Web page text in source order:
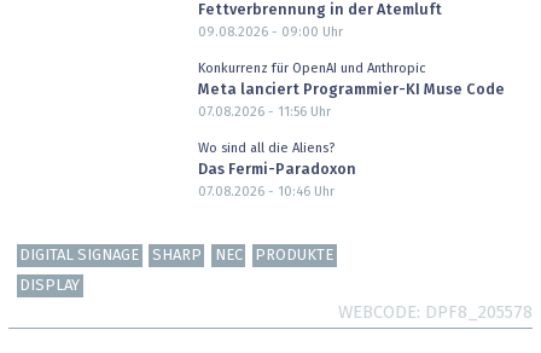
Fettverbrennung in der Atemluft
09.08.2026 - 09:00 Uhr
Konkurrenz für OpenAI und Anthropic
Meta lanciert Programmier-KI Muse Code
07.08.2026 - 11:56Uhr
Wo sind all die Aliens?
Das Fermi-Paradoxon
07.08.2026 - 10:46Uhr
DIGITAL SIGNAGE SHARP NEC
PRODUKTE
DISPLAY
WEBCODE DPF8_205578